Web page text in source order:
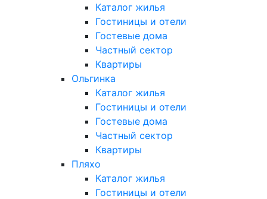
Каталог жилья
Гостиницы и отели
Гостевые дома
Частный сектор
Квартиры
Ольгинка
Каталог жилья
Гостиницы и отели
Гостевые дома
Частный сектор
Квартиры
Пляхо
Каталог жилья
Гостиницы и отели